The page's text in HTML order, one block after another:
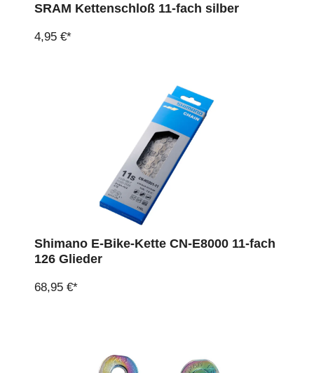
SRAM Kettenschloß 11-fach silber
4,95 €*
Shimano E-Bike-Kette CN-E8000 11-fach
126 Glieder
68,95 €*